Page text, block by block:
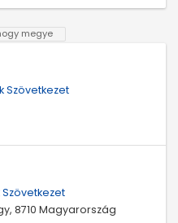
megye
Szövetkezet
8710 Magyarország